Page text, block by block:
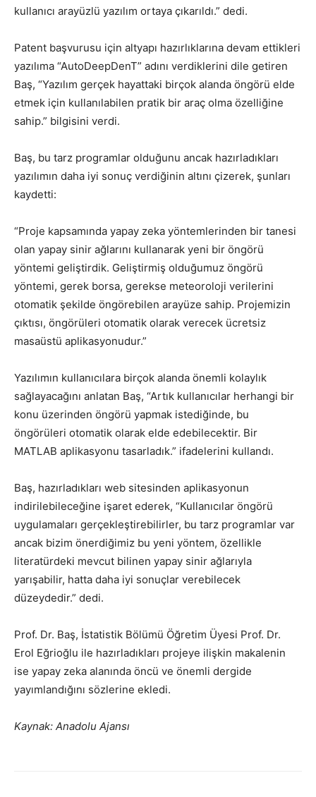
kullanıcı arayüzlü yazılım ortaya çıkarıldı.” dedi.
Patent başvurusu için altyapı hazırlıklarına devam ettikleri
yazılıma “AutoDeepDenT” adını verdiklerini dile getiren
Baş, “Yazılım gerçek hayattaki birçok alanda öngörü elde
etmek için kullanılabilen pratik bir araç olma özelliğine
sahip.” bilgisini verdi.
Baş, bu tarz programlar olduğunu ancak hazırladıkları
yazılımın daha iyi sonuç verdiğinin altını çizerek, şunları
kaydetti:
“Proje kapsamında yapay zeka yöntemlerinden bir tanesi
olan yapay sinir ağlarını kullanarak yeni bir öngörü
yöntemi geliştirdik. Geliştirmiş olduğumuz öngörü
yöntemi, gerek borsa, gerekse meteoroloji verilerini
otomatik şekilde öngörebilen arayüze sahip. Projemizin
çıktısı, öngörüleri otomatik olarak verecek ücretsiz
masaüstü aplikasyonudur.”
Yazılımın kullanıcılara birçok alanda önemli kolaylık
sağlayacağını anlatan Baş, “Artık kullanıcılar herhangi bir
konu üzerinden öngörü yapmak istediğinde, bu
öngörüleri otomatik olarak elde edebilecektir. Bir
MATLAB aplikasyonu tasarladık.” ifadelerini kullandı.
Baş, hazırladıkları web sitesinden aplikasyonun
indirilebileceğine işaret ederek, “Kullanıcılar öngörü
uygulamaları gerçekleştirebilirler, bu tarz programlar var
ancak bizim önerdiğimiz bu yeni yöntem, özellikle
literatürdeki mevcut bilinen yapay sinir ağlarıyla
yarışabilir, hatta daha iyi sonuçlar verebilecek
düzeydedir.” dedi.
Prof. Dr. Baş, İstatistik Bölümü Öğretim Üyesi Prof. Dr.
Erol Eğrioğlu ile hazırladıkları projeye ilişkin makalenin
ise yapay zeka alanında öncü ve önemli dergide
yayımlandığını sözlerine ekledi.
Kaynak: Anadolu Ajansı